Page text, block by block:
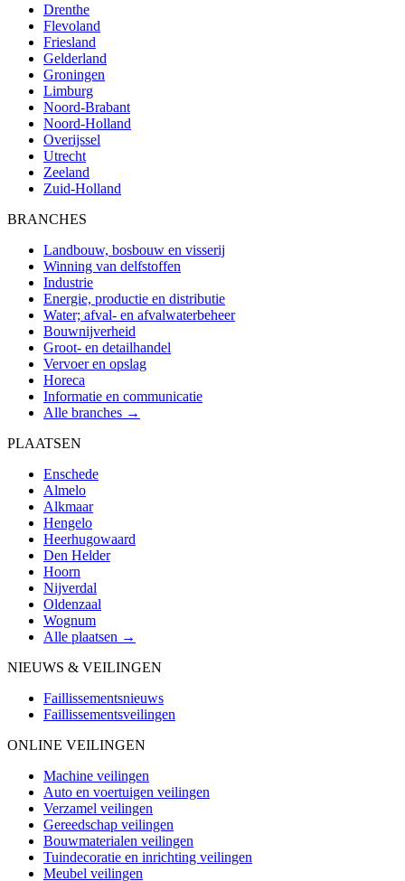
Drenthe
Flevoland
Friesland
Gelderland
Groningen
Limburg
Noord-Brabant
Noord-Holland
Overijssel
Utrecht
Zeeland
Zuid-Holland
BRANCHES
Landbouw, bosbouw en visserij
Winning van delfstoffen
Industrie
Energie, productie en distributie
Water; afval- en afvalwaterbeheer
Bouwnijverheid
Groot- en detailhandel
Vervoer en opslag
Horeca
Informatie en communicatie
Alle branches →
PLAATSEN
Enschede
Almelo
Alkmaar
Hengelo
Heerhugowaard
Den Helder
Hoorn
Nijverdal
Oldenzaal
Wognum
Alle plaatsen →
NIEUWS & VEILINGEN
Faillissementsnieuws
Faillissementsveilingen
ONLINE VEILINGEN
Machine veilingen
Auto en voertuigen veilingen
Verzamel veilingen
Gereedschap veilingen
Bouwmaterialen veilingen
Tuindecoratie en inrichting veilingen
Meubel veilingen